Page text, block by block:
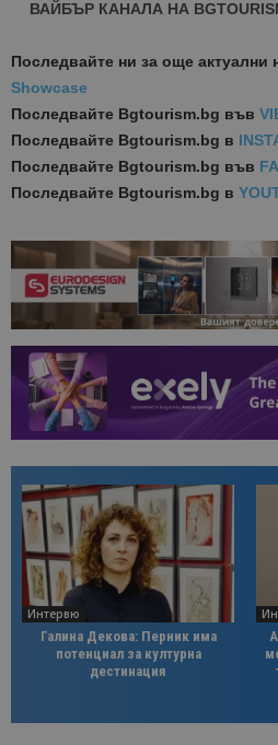
ВАЙБЪР КАНАЛА НА
Последвайте ни за още актуални
Showcase
Последвайте Bgtourism.bg във
Последвайте Bgtourism.bg в
Последвайте Bgtourism.bg във
Последвайте Bgtourism.bg в
Интервю
Галина Декова: Перник има
потенциал за културна
дестинация